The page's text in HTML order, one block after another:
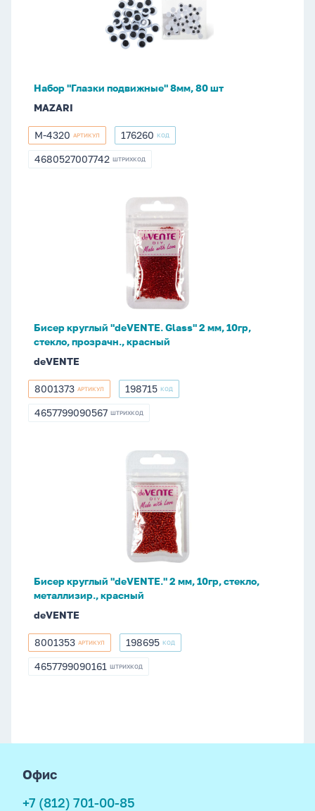
Набор "Глазки подвижные" 8мм, 80 шт
MAZARI
M-
4320
M-4320 АРТИКУЛ 176260
176260 КОД
4680527007742
4680527007742 ШТРИХКОД
прозрачн.,
красный
Бисер круглый "deVENTE. Glass" 2 мм, 10гр,
стекло, прозрачн., красный
deVENTE
8001373
8001373 АРТИКУЛ 198715
198715 КОД
4657799090567
4657799090567 ШТРИХКОД
красный
Бисер круглый "deVENTE." 2 мм, 10гр, стекло,
металлизир., красный
deVENTE
8001353
8001353 АРТИКУЛ 198695
198695 КОД
4657799090161
4657799090161 ШТРИХКОД
Офис
+7 (812) 701-00-85